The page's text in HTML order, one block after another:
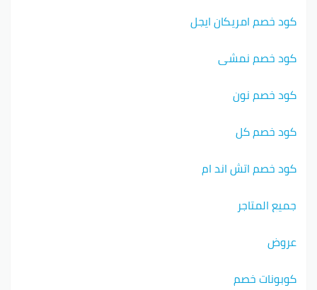
كود خصم امريكان ايجل
كود خصم نمشي
كود خصم نون
كود خصم كل
كود خصم اتش اند ام
جميع المتاجر
عروض
كوبونات خصم